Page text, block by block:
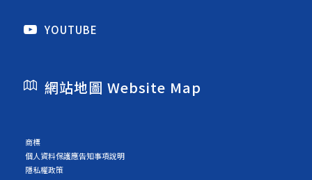
YOUTUBE
網站地圖 Website Map
商標
個人資料保護應告知事項說明
隱私權政策